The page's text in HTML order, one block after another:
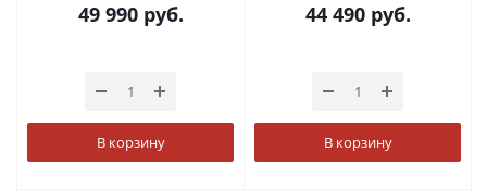
49 990руб.
В корзину
44 490руб.
В корзину